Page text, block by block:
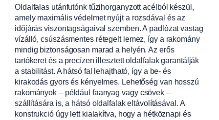
Oldalfalas utánfutónk tűzihorganyzott acélból készül,
amely maximális védelmet nyújt a rozsdával és az
időjárás viszontagságaival szemben. A padlózat vastag
vízálló, csúszásmentes rétegelt lemez, így a rakomány
mindig biztonságosan marad a helyén. Az erős
tartókeret és a precízen illesztett oldalfalak garantálják
a stabilitást. A hátsó fal lehajtható, így a be- és
kirakodás gyors és kényelmes. Lehetőség van hosszú
rakományok – például faanyag vagy csövek –
szállítására is, a hátsó oldalfalak eltávolításával. A
konstrukció úgy lett kialakítva, hogy a hétköznapi és